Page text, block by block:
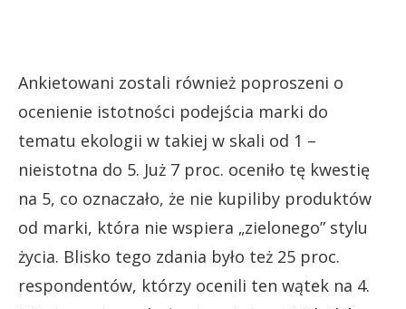
Ankietowani zostali również poproszeni o
ocenienie istotności podejścia marki do
tematu ekologii w takiej w skali od 1 –
nieistotna do 5. Już 7 proc. oceniło tę kwestię
na 5, co oznaczało, że nie kupiliby produktów
od marki, która nie wspiera „zielonego” stylu
życia. Blisko tego zdania było też 25 proc.
respondentów, którzy ocenili ten wątek na 4.